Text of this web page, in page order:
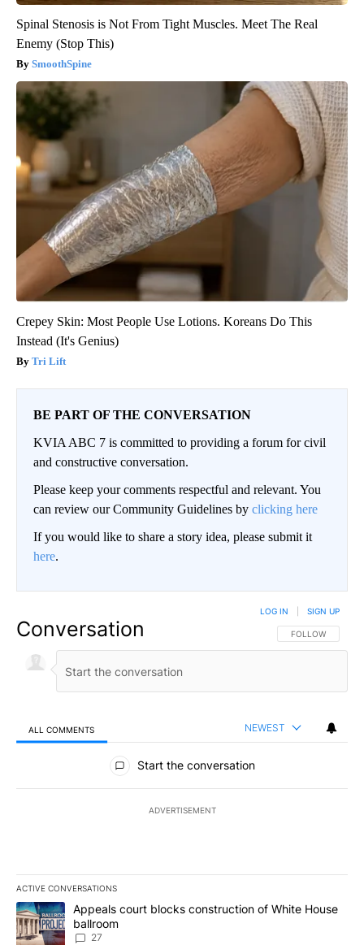
Spinal Stenosis is Not From Tight Muscles. Meet The Real
Enemy (Stop This)
SmoothSpine
Crepey Skin: Most People Use Lotions. Koreans Do This
Instead (It's Genius)
Tri Lift
BE PART OF THE CONVERSATION
KVIA ABC 7 is committed to providing a forum for civil
and constructive conversation.
Please keep your comments respectful and relevant. You
can review our Community Guidelines by clicking here
If you would like to share a story idea, please submit it
here.
Conversation FOLLOW THIS
FOLLOW
LOG IN SIGN UP
ALL COMMENTS NEWEST
All Comments
Start the conversation
ADVERTISEMENT
ACTIVE CONVERSATIONS
The following is a list of the most commented articles in the last
A trending article titled "Appeals court blocks construction of
Appeals court blocks construction of White House
ballroom
27